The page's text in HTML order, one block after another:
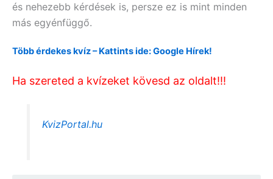
és nehezebb kérdések is, persze ez is mint minden
más egyénfüggő.
Több érdekes kvíz – Kattints ide: Google Hírek!
Ha szereted a kvízeket kövesd az oldalt!!!
KvizPortal.hu